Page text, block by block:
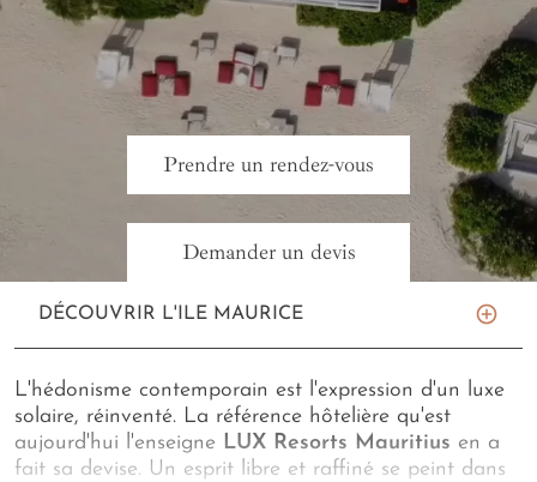
Prendre un rendez-vous
Demander un devis
DÉCOUVRIR L'ILE MAURICE
L'hédonisme contemporain est l'expression d'un luxe
solaire, réinventé. La référence hôtelière qu'est
aujourd'hui l'enseigne LUX Resorts Mauritius en a
fait sa devise. Un esprit libre et raffiné se peint dans